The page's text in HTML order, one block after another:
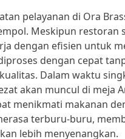
pelayanan di Ora
Meskipun restoran
dengan efisien untuk
dengan cepat
Dalam waktu
akan muncul di meja
menikmati makanan
terburu-buru,
lebih menyenangkan.